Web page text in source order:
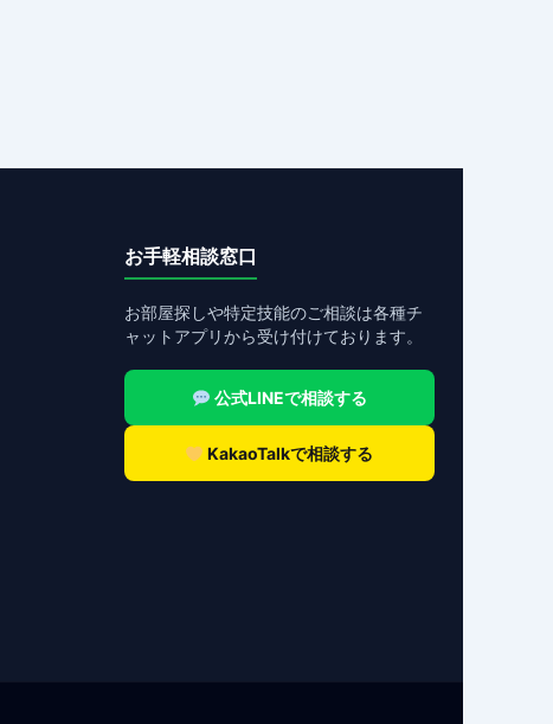
お手軽相談窓口
お部屋探しや特定技能のご相談は各種チ
ャットアプリから受け付けております。
公式LINEで相談する
KakaoTalkで相談する